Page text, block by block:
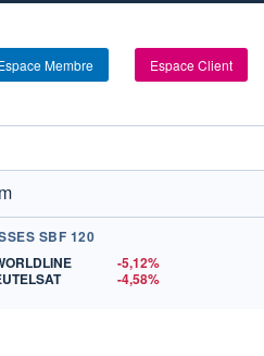
Membre Espace Client
SBF 120
-5,12%
-4,58%